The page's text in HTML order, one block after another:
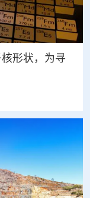
形状，为寻